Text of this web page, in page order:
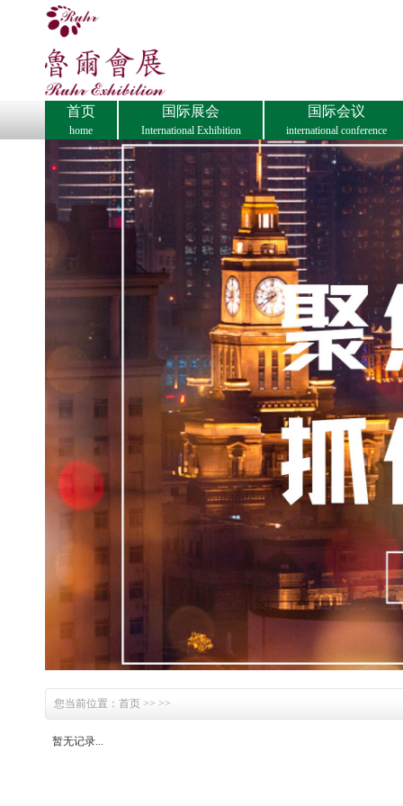
首页
home
国际展会
International Exhibition
国际会议
international conference
您当前位置： 首页 >> >>
暂无记录...